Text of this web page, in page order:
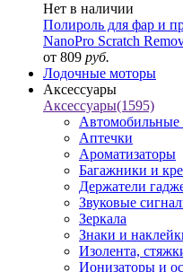
Нет в наличии
Полироль для фар и
NanoPro Scratch
от 809 руб.
Лодочные моторы
Аксессуары
Аксессуары(1595)
Автомобильные
Аптечки
Ароматизаторы
Багажники и
Держатели
Звуковые
Зеркала
Знаки и
Изолента,
Ионизаторы и